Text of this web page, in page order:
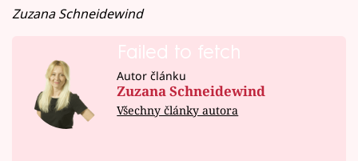
Zuzana Schneidewind
Failed to fetch
Autor článku
Zuzana Schneidewind
Všechny články autora